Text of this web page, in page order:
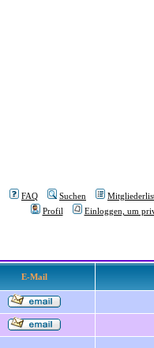
FAQ Suchen
Profil
Einloggen, um
E-Mail